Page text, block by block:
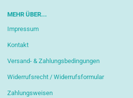
MEHR ÜBER...
Impressum
Kontakt
Versand- & Zahlungsbedingungen
Widerrufsrecht / Widerrufsformular
Zahlungsweisen